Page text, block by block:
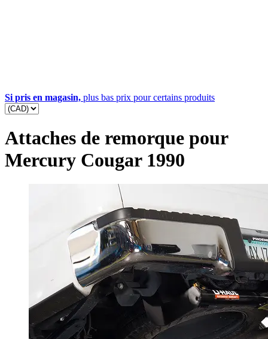
Si pris en magasin, plus bas prix pour certains produits
Attaches de remorque pour
Mercury Cougar 1990